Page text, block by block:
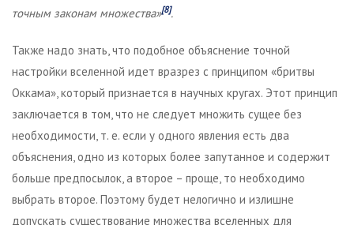
точным законам множества»[8].
Также надо знать, что подобное объяснение точной
настройки вселенной идет вразрез с принципом «бритвы
Оккама», который признается в научных кругах. Этот принцип
заключается в том, что не следует множить сущее без
необходимости, т. е. если у одного явления есть два
объяснения, одно из которых более запутанное и содержит
больше предпосылок, а второе – проще, то необходимо
выбрать второе. Поэтому будет нелогично и излишне
допускать существование множества вселенных для